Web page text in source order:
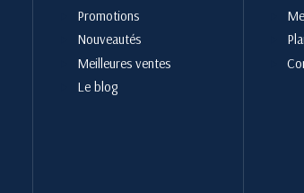
Promotions
Nouveautés
Meilleures ventes
Le blog